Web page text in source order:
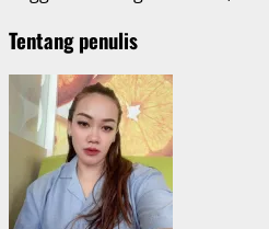
Tentang penulis